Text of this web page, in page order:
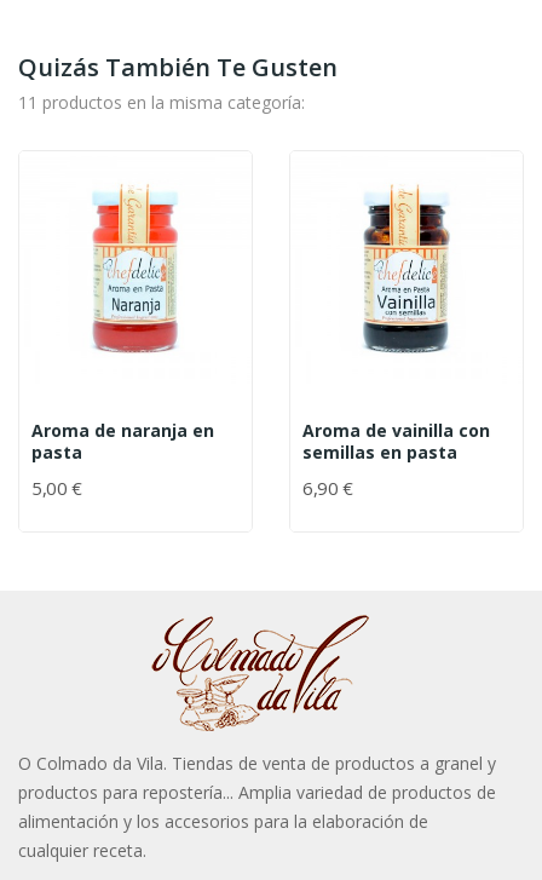
Quizás También Te Gusten
11 productos en la misma categoría:
Aroma de naranja en
pasta
5,00 €
Aroma de vainilla con
semillas en pasta
6,90 €
O Colmado da Vila. Tiendas de venta de productos a granel y
productos para repostería... Amplia variedad de productos de
alimentación y los accesorios para la elaboración de
cualquier receta.